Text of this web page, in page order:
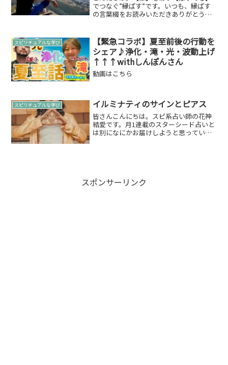
でつなぐ”縁ぱす”です。いつも、縁ぱす
の言葉綴をお読みいただきありがとうご
いて綴らせて頂きます。チャネリングに
ついて引用させてい...
スピリチュアルな学び
【緊急コラボ】夏至前後の行動を
シェア♪浄化・滝・光・波動上げ
↑↑↑withしんぽんさん
動画はこちら
スピリチュアルな学び イルミナティのサインとピアス
皆さんこんにちは。スピ系占い師の花神
結愛です。月1連載のスターシード占いと
は別になにかお届けしようと思っていた
スポンサーリンク